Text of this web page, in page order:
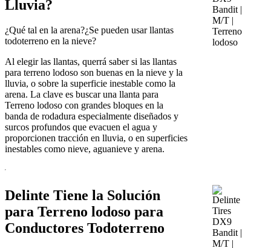
Lluvia?
¿Qué tal en la arena?¿Se pueden usar llantas
todoterreno en la nieve?
Al elegir las llantas, querrá saber si las llantas
para terreno lodoso son buenas en la nieve y la
lluvia, o sobre la superficie inestable como la
arena. La clave es buscar una llanta para
Terreno lodoso con grandes bloques en la
banda de rodadura especialmente diseñados y
surcos profundos que evacuen el agua y
proporcionen tracción en lluvia, o en superficies
inestables como nieve, aguanieve y arena.
Delinte Tiene la Solución
para Terreno lodoso para
Conductores Todoterreno